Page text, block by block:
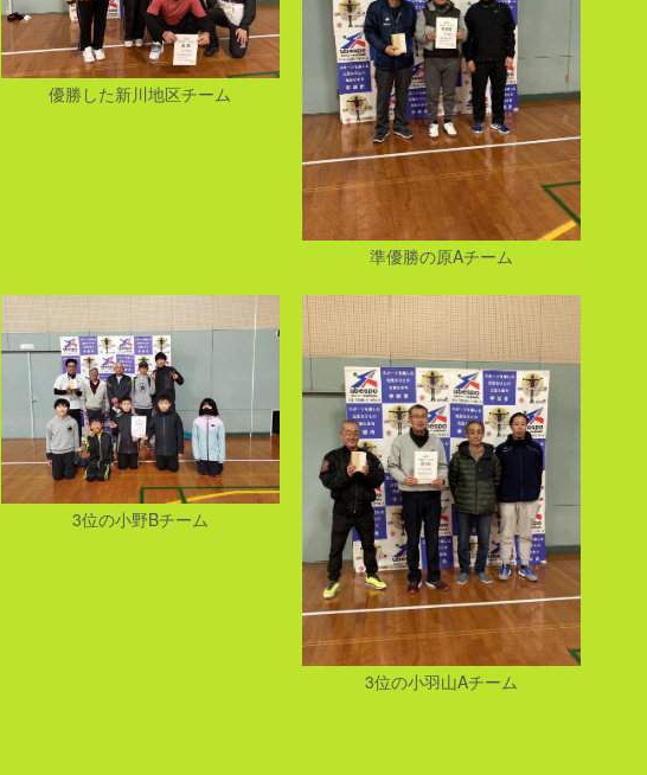
優勝した新川地区チーム
準優勝の原Aチーム
3位の小野Bチーム
3位の小羽山Aチーム